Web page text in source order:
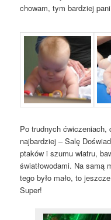
chowam, tym bardziej
Po trudnych
najbardziej – Salę
ptaków i szumu wiatru,
światłowodami. Na samą
tego było mało, to
Super!